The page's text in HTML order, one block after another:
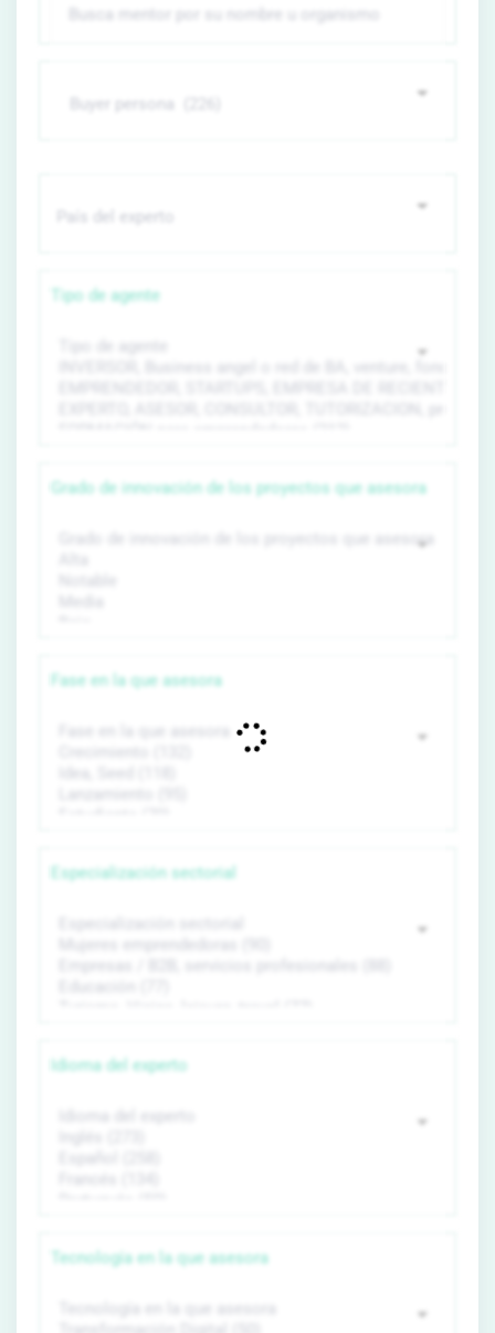
Tipo de agente
Grado de innovación de los proyectos que asesora
Fase en la que asesora
Especialización sectorial
Idioma del experto
Tecnología en la que asesora